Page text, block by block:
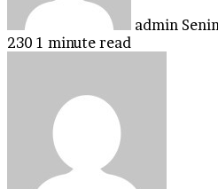
admin
230 1 minute read